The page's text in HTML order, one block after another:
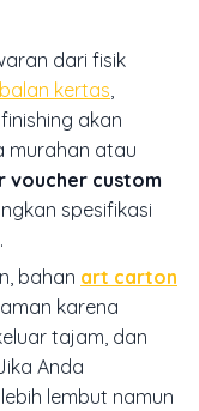
dari fisik
kertas
akan
murahan atau
voucher custom
spesifikasi
bahan art carton
karena
tajam, dan
Anda
lembut namun